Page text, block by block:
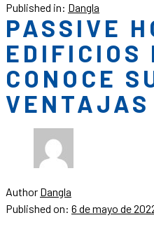
Published in: Dangla
PASSIVE
EDIFICIOS
CONOCE
VENTAJAS
Author Dangla
Published on: 6 de mayo de